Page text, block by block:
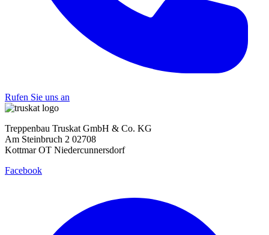
Rufen Sie uns an
Treppenbau Truskat GmbH & Co. KG
Am Steinbruch 2 02708
Kottmar OT Niedercunnersdorf
Facebook